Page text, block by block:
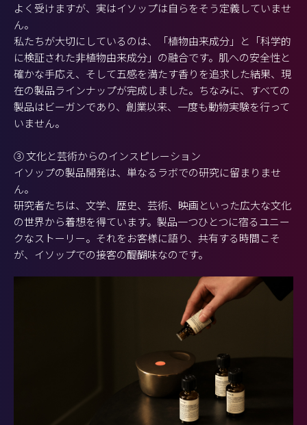
よく受けますが、実はイソップは自らをそう定義していませ
ん。
私たちが大切にしているのは、「植物由来成分」と「科学的
に検証された非植物由来成分」の融合です。肌への安全性と
確かな手応え、そして五感を満たす香りを追求した結果、現
在の製品ラインナップが完成しました。ちなみに、すべての
製品はビーガンであり、創業以来、一度も動物実験を行って
いません。
③ 文化と芸術からのインスピレーション
イソップの製品開発は、単なるラボでの研究に留まりませ
ん。
研究者たちは、文学、歴史、芸術、映画といった広大な文化
の世界から着想を得ています。製品一つひとつに宿るユニー
クなストーリー。それをお客様に語り、共有する時間こそ
が、イソップでの接客の醍醐味なのです。